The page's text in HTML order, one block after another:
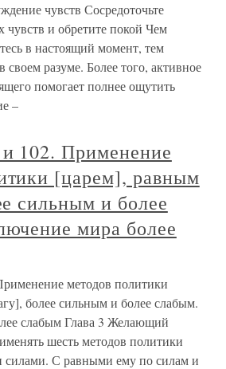
чувств Сосредоточьте
чувств и обретите покой Чем
в настоящий момент, тем
своем разуме. Более того, активное
помогает полнее ощутить
–
102. Применение
[царем], равным
сильным и более
мира более
методов политики
более сильным и более слабым.
слабым Глава 3 Желающий
шесть методов политики
силами. С равными ему по силам и